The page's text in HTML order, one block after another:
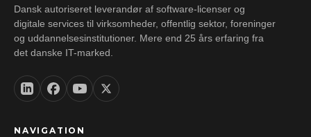
Dansk autoriseret leverandør af software-licenser og
digitale services til virksomheder, offentlig sektor, foreninger
og uddannelsesinstitutioner. Mere end 25 års erfaring fra
det danske IT-marked.
NAVIGATION